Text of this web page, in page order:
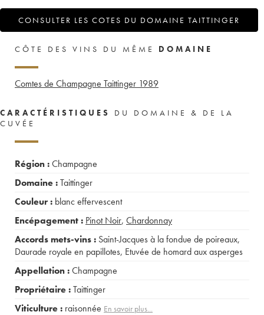
CONSULTER LES COTES DU DOMAINE TAITTINGER
CÔTE DES VINS DU MÊME DOMAINE
Comtes de Champagne Taittinger 1989
CARACTÉRISTIQUES
DU DOMAINE & DE LA
CUVÉE
Région :Champagne
Domaine :Taittinger
Couleur : blanc effervescent
Encépagement : Pinot Noir, Chardonnay
Accords mets-vins : Saint-Jacques à la fondue de poireaux,
Daurade royale en papillotes, Etuvée de homard aux asperges
Appellation :Champagne
Propriétaire :Taittinger
Viticulture : raisonnée En savoir plus...